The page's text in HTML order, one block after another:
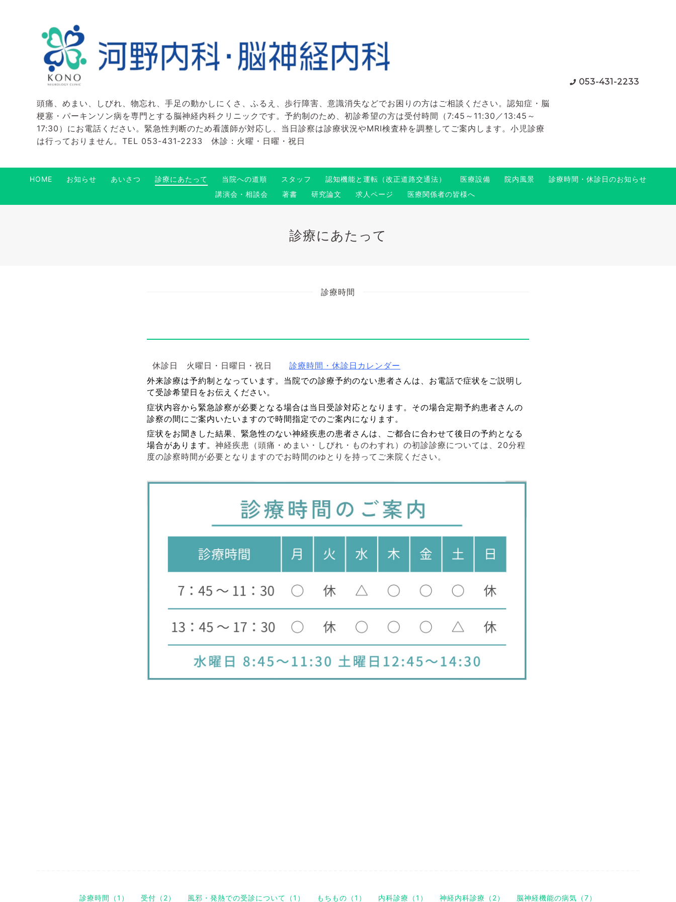
頭痛、めまい、しびれ、物忘れ、手足の動かしにくさ、ふるえ、歩行障害、意識消失などでお困りの方はご相談ください。認知症・脳
梗塞・パーキンソン病を専門とする脳神経内科クリニックです。予約制のため、初診希望の方は受付時間（7:45～11:30／13:45～
17:30）にお電話ください。緊急性判断のため看護師が対応し、当日診察は診療状況やMRI検査枠を調整してご案内します。小児診療
は行っておりません。TEL 053-431-2233 休診：火曜・日曜・祝日
053-431-2233
HOME お知らせ あいさつ 診療にあたって 当院への道順 スタッフ 認知機能と運転（改正道路交通法） 医療設備 院内風景
診療時間・休診日のお知らせ
講演会・相談会
著書 研究論文 求人ページ 医療関係者の皆様へ
診療にあたって
診療時間
休診日 火曜日・日曜日・祝日 診療時間・休診日カレンダー
外来診療は予約制となっています。 当院での診療予約のない患者さんは、お電話で症状をご説明し
て受診希望日をお伝えください。
症状内容から緊急診察が必要となる場合は当日受診対応となります。その場合定期予約患者さんの
診察の間にご案内いたいますので時間指定でのご案内になります。
症状をお聞きした結果、緊急性のない神経疾患の患者さんは、ご都合に合わせて後日の予約となる
場合があります。 神経疾患（頭痛・めまい・しびれ・ものわすれ）の初診診療については、20分程
度の診察時間が必要となりますのでお時間のゆとりを持ってご来院ください。
診療時間（1） 受付（2） 風邪・発熱での受診について（1） もちもの（1） 内科診療（1） 神経内科診療（2） 脳神経機能の病気（7）